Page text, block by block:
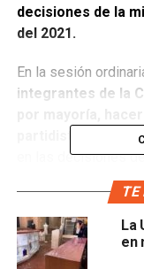
decisiones de la
del 2021.
En la sesión
integrantes de la
partidista nacional
en las decisiones
Manifestaron su
ha tomado Larios
comunicación
, en
interferencia en
TE
La
en